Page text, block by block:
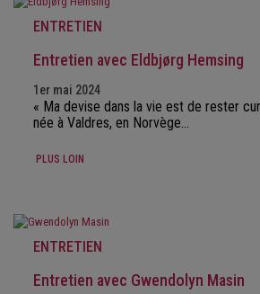
ENTRETIEN
Entretien avec Eldbjørg Hemsing
1er mai 2024
« Ma devise dans la vie est de rester
née à Valdres, en Norvège…
PLUS LOIN
ENTRETIEN
Entretien avec Gwendolyn Masin